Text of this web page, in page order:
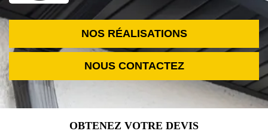
NOS RÉALISATIONS
NOUS CONTACTEZ
OBTENEZ VOTRE DEVIS